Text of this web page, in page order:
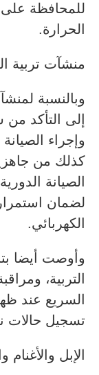
للمحافظة على
الحرارة.
منشآت تربية
وبالنسبة
إلى التأكد من
وإجراء
كذلك من
الصيانة
لضمان استمرار
الكهربائي.
وأوصت أيضا
التربية،
السريع عند
تسجيل حالات
الإبل والأغنام